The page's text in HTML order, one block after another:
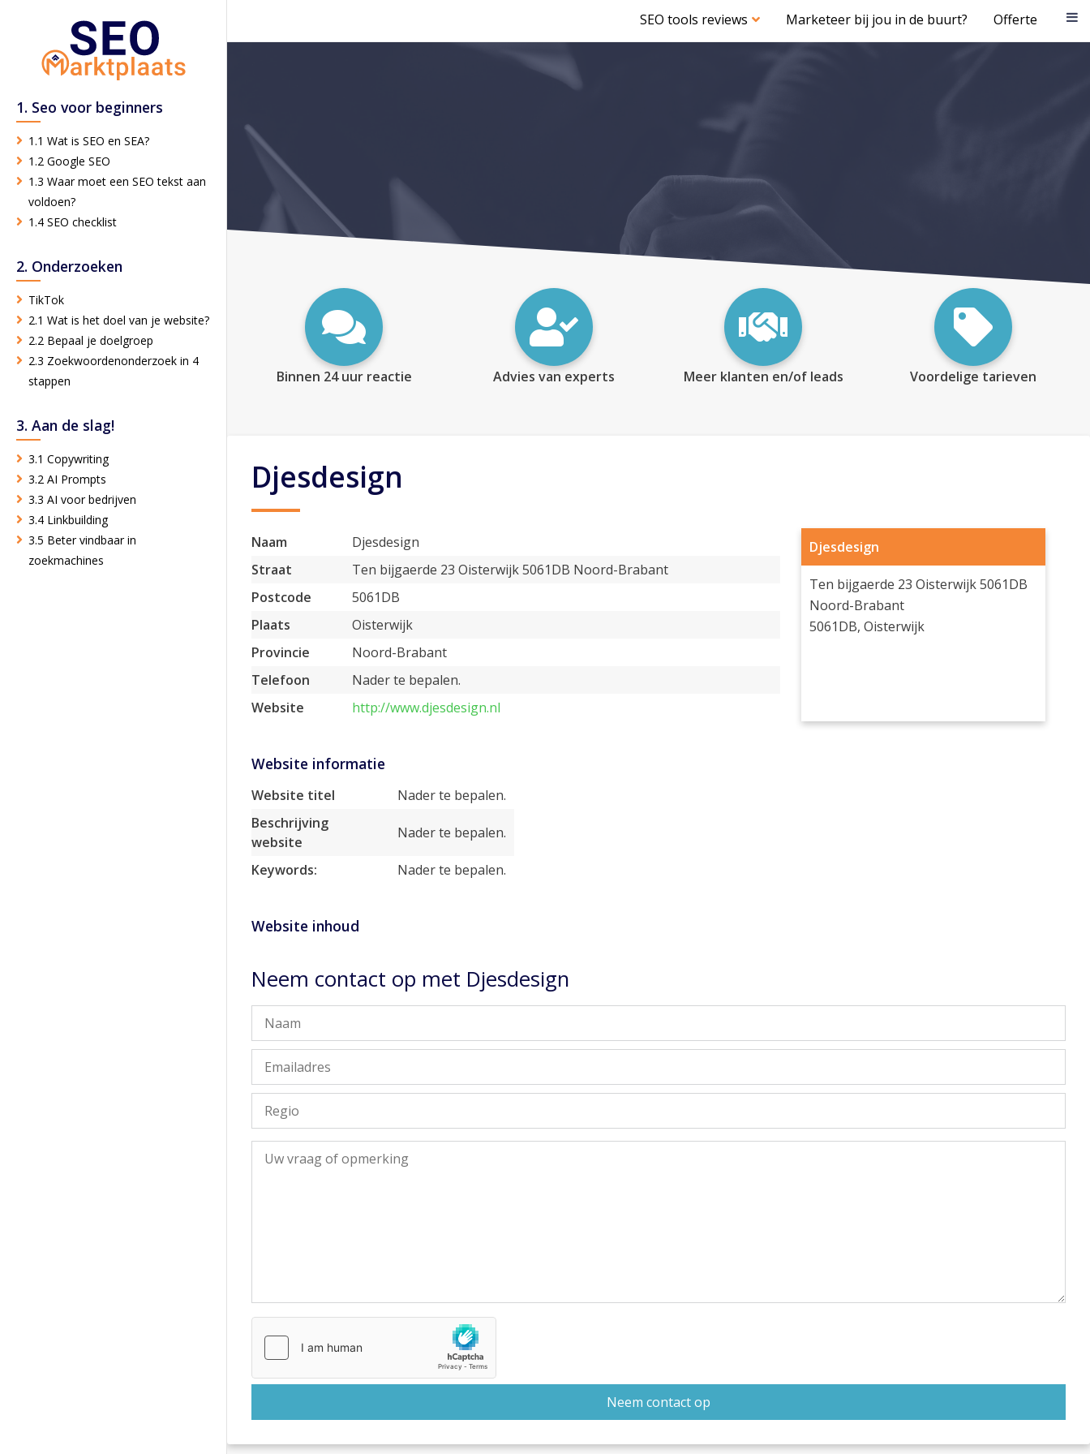
SEO tools reviews Marketeer bij jou in de buurt? Offerte
1. Seo voor beginners
1.1 Wat is SEO en SEA?
1.2 Google SEO
1.3 Waar moet een SEO tekst aan
voldoen?
1.4 SEO checklist
2. Onderzoeken
TikTok
2.1 Wat is het doel van je website?
2.2 Bepaal je doelgroep
2.3 Zoekwoordenonderzoek in 4
stappen
3. Aan de slag!
3.1 Copywriting
3.2 AI Prompts
3.3 AI voor bedrijven
3.4 Linkbuilding
3.5 Beter vindbaar in
zoekmachines
Binnen 24 uur reactie Advies van experts Meer klanten en/of leads Voordelige tarieven
Djesdesign
Naam
Djesdesign
Straat
Ten bijgaerde 23 Oisterwijk 5061DB Noord-Brabant
Postcode
5061DB
Plaats
Oisterwijk
Provincie
Noord-Brabant
Telefoon
Nader te bepalen.
Website
http://www.djesdesign.nl
Djesdesign
Ten bijgaerde 23 Oisterwijk 5061DB
Noord-Brabant
5061DB, Oisterwijk
Website informatie
Website titel
Nader te bepalen.
Beschrijving
website
Nader te bepalen.
Keywords: Nader te bepalen.
Website inhoud
Neem contact op met Djesdesign